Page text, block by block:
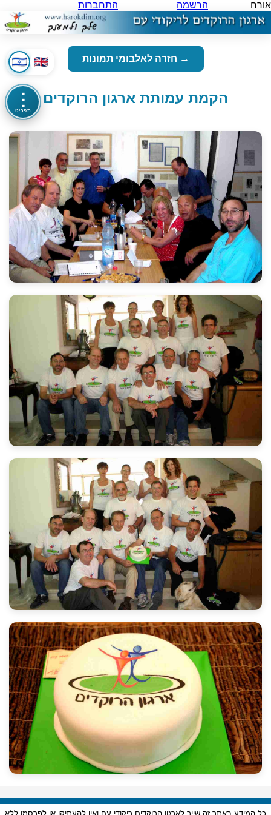
אורח הרשמה התחברות
⋮
תפריט
→ חזרה לאלבומי תמונות
הקמת עמותת ארגון הרוקדים